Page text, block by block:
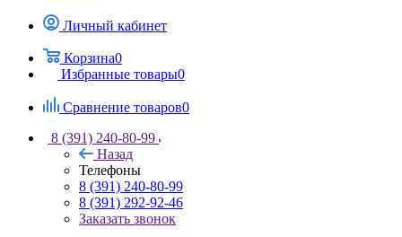
Личный кабинет
Корзина0
Избранные товары0
Сравнение товаров0
8 (391) 240-80-99
Назад
Телефоны
8 (391) 240-80-99
8 (391) 292-92-46
Заказать звонок